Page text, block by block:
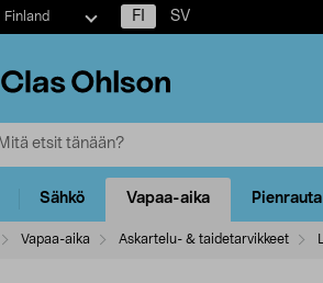
Finland FI SV
Sähkö Vapaa-aika Pienrauta
Vapaa-aika Askartelu- & taidetarvikkeet